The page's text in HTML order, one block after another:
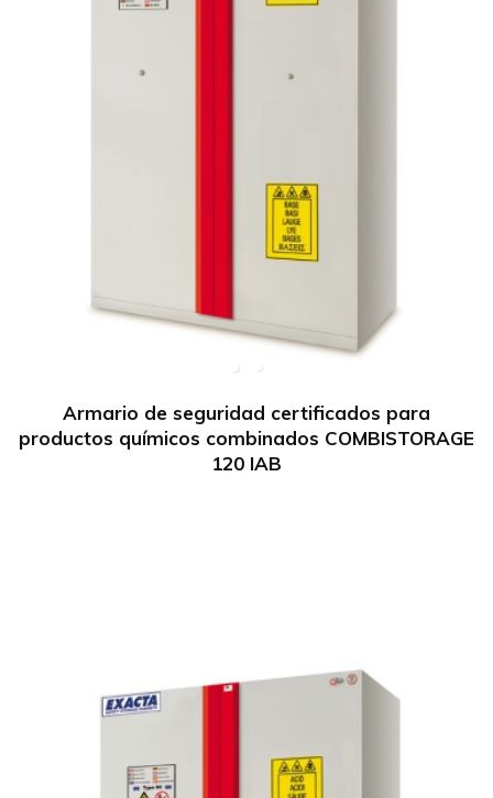
Armario de seguridad certificados para
productos químicos combinados COMBISTORAGE
120 IAB